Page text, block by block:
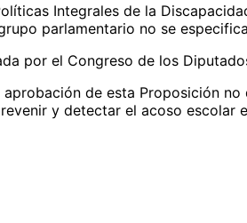
Integrales de la
parlamentario no se
por el Congreso de los
aprobación de esta Proposición
y detectar el acoso escolar